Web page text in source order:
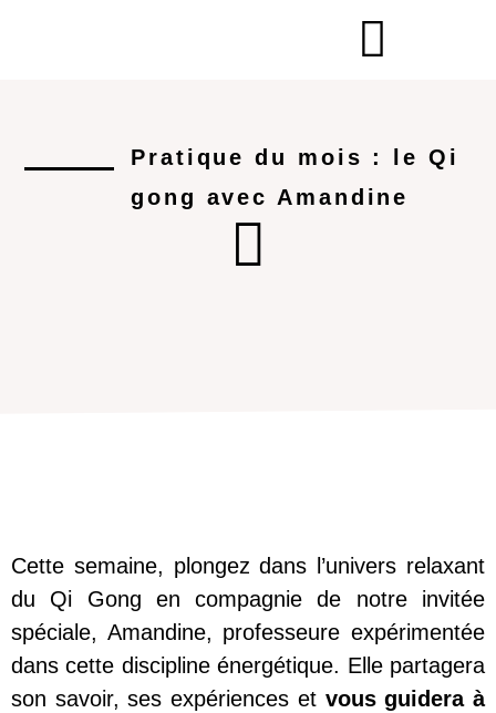
Pratique du mois : le Qi
gong avec Amandine
Cette semaine, plongez dans l’univers relaxant
du Qi Gong en compagnie de notre invitée
spéciale, Amandine, professeure expérimentée
dans cette discipline énergétique. Elle partagera
son savoir, ses expériences et vous guidera à